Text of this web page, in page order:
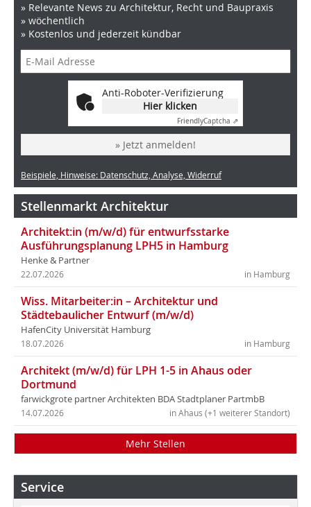
» Relevante News zu Architektur, Recht und Baupraxis
» wöchentlich
» Kostenlos und jederzeit kündbar
Anti-Roboter-Verifizierung
Hier klicken
FriendlyCaptcha ⇗
» Jetzt anmelden!
Beispiele, Hinweise: Datenschutz, Analyse, Widerruf
Stellenmarkt Architektur
Architekt:in (m/w/d) für entwurfsstarke
Ausführungsplanung LPH5 in Hamburg
Henke & Partner
in Hamburg
22.07.2026
Wiss. Mitarbeiter:in – Architektur und
Städtebaulicher Entwurf (m/w/d)
HafenCity Universität Hamburg
in Hamburg
18.07.2026
Architekt (m/w/d) für LPH 1-5 in Ahaus oder
Dortmund
farwickgrote partner Architekten BDA Stadtplaner PartmbB
in Ahaus (+1 weiterer Standort)
14.07.2026
Mehr Stellen
Service